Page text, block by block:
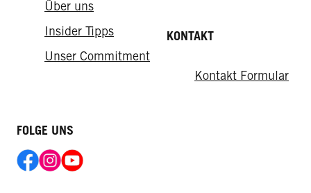
Über uns
Insider Tipps
Unser Commitment
KONTAKT
Kontakt Formular
FOLGE UNS